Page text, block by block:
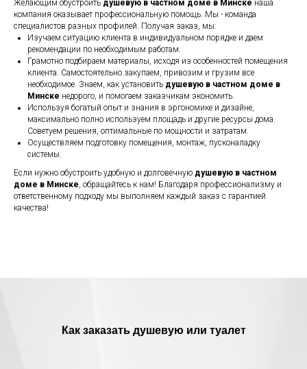
Желающим обустроить душевую в частном доме в Минске наша
компания оказывает профессиональную помощь. Мы - команда
специалистов разных профилей. Получая заказ, мы:
Изучаем ситуацию клиента в индивидуальном порядке и даем
рекомендации по необходимым работам.
Грамотно подбираем материалы, исходя из особенностей помещения
клиента. Самостоятельно закупаем, привозим и грузим все
необходимое. Знаем, как установить душевую в частном доме в
Минске недорого, и помогаем заказчикам экономить.
Используя богатый опыт и знания в эргономике и дизайне,
максимально полно используем площадь и другие ресурсы дома.
Советуем решения, оптимальные по мощности и затратам.
Осуществляем подготовку помещения, монтаж, пусконаладку
системы.
Если нужно обустроить удобную и долговечную душевую в частном
доме в Минске , обращайтесь к нам! Благодаря профессионализму и
ответственному подходу мы выполняем каждый заказ с гарантией
качества!
Как заказать душевую или туалет